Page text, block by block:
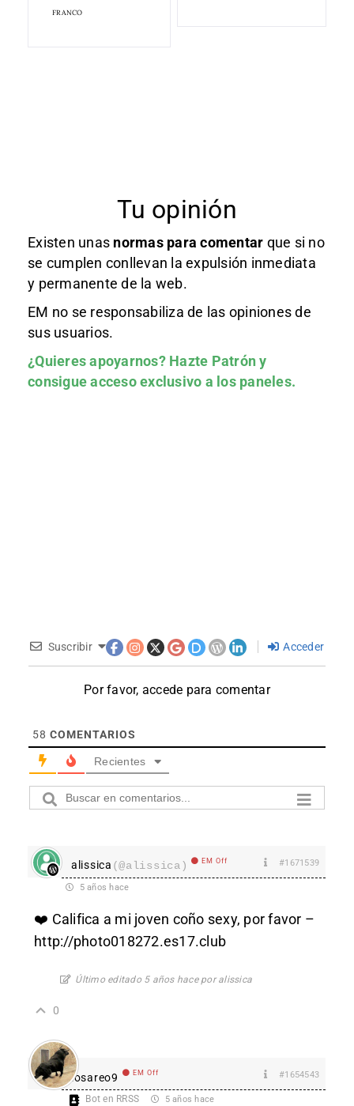
FRANCO
Tu opinión
Existen unas normas para comentar que si no
se cumplen conllevan la expulsión inmediata
y permanente de la web.
EM no se responsabiliza de las opiniones de
sus usuarios.
¿Quieres apoyarnos? Hazte Patróny
consigue acceso exclusivo a los paneles.
Suscribir Acceder
Por favor, accede para comentar
58 COMENTARIOS
Recientes
alissica (@alissica) EM Off #1671539
5 años hace
❤️ Califica a mi joven coño sexy, por favor –
http://photo018272.es17.club
Último editado 5 años hace por alissica
0
losareo9 EM Off #1654543
Bot en RRSS 5 años hace